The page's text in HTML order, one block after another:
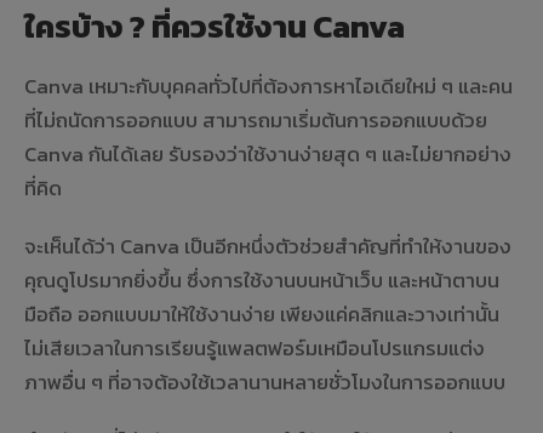
ใครบ้าง ? ที่ควรใช้งาน Canva
Canva เหมาะกับบุคคลทั่วไปที่ต้องการหาไอเดียใหม่ ๆ และคน
ที่ไม่ถนัดการออกแบบ สามารถมาเริ่มต้นการออกแบบด้วย
Canva กันได้เลย รับรองว่าใช้งานง่ายสุด ๆ และไม่ยากอย่าง
ที่คิด
จะเห็นได้ว่า Canva เป็นอีกหนึ่งตัวช่วยสำคัญที่ทำให้งานของ
คุณดูโปรมากยิ่งขึ้น ซึ่งการใช้งานบนหน้าเว็บ และหน้าตาบน
มือถือ ออกแบบมาให้ใช้งานง่าย เพียงแค่คลิกและวางเท่านั้น
ไม่เสียเวลาในการเรียนรู้แพลตฟอร์มเหมือนโปรแกรมแต่ง
ภาพอื่น ๆ ที่อาจต้องใช้เวลานานหลายชั่วโมงในการออกแบบ